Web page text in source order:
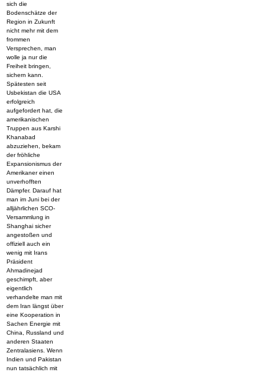
sich die
Bodenschätze der
Region in Zukunft
nicht mehr mit dem
frommen
Versprechen, man
wolle ja nur die
Freiheit bringen,
sichern kann.
Spätesten seit
Usbekistan die USA
erfolgreich
aufgefordert hat, die
amerikanischen
Truppen aus Karshi
Khanabad
abzuziehen, bekam
der fröhliche
Expansionismus der
Amerikaner einen
unverhofften
Dämpfer. Darauf hat
man im Juni bei der
alljährlichen SCO-
Versammlung in
Shanghai sicher
angestoßen und
offiziell auch ein
wenig mit Irans
Präsident
Ahmadinejad
geschimpft, aber
eigentlich
verhandelte man mit
dem Iran längst über
eine Kooperation in
Sachen Energie mit
China, Russland und
anderen Staaten
Zentralasiens. Wenn
Indien und Pakistan
nun tatsächlich mit